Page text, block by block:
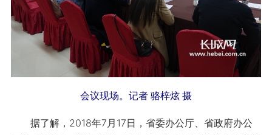
会议现场。记者 骆梓炫 摄
据了解，2018年7月17日，省委办公厅、省政府办公